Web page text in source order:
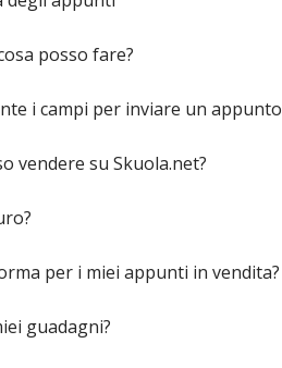
posso fare?
i campi per inviare un appunto
vendere su Skuola.net?
per i miei appunti in vendita?
guadagni?